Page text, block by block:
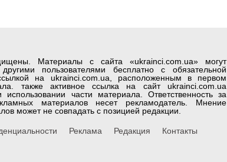
Материалы с сайта «ukrainci.com.ua» могут
другими пользователями бесплатно с обязательной
на ukrainci.com.ua, расположенным в первом
также активное ссылка на сайт ukrainci.com.ua
части материала. Ответственность за
материалов несет рекламодатель. Мнение
может не совпадать с позицией редакции.
Реклама Редакция Контакты